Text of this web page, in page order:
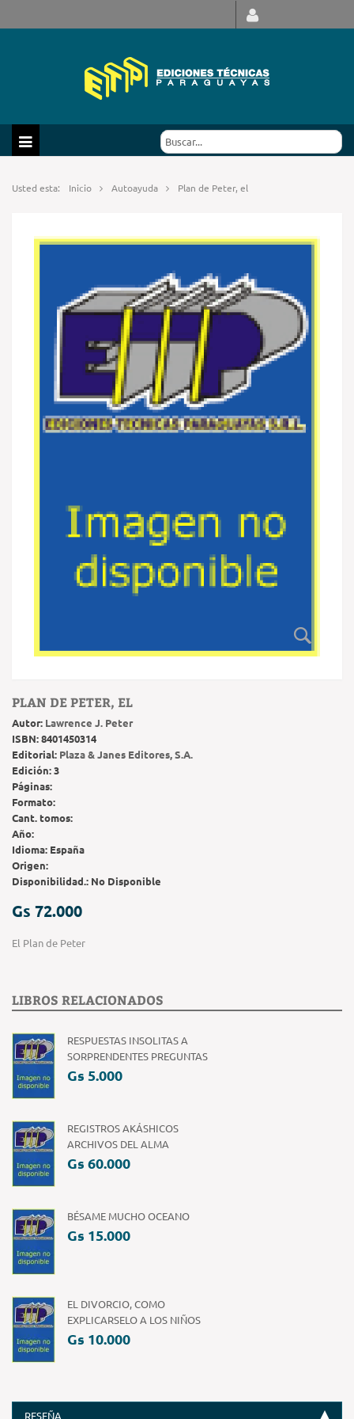
Usted esta: Inicio Autoayuda Plan de Peter, el
PLAN DE PETER, EL
Autor: Lawrence J. Peter
ISBN:8401450314
Editorial: Plaza & Janes Editores, S.A.
Edición:3
Páginas:
Formato:
Cant. tomos:
Año:
Idioma: España
Origen:
Disponibilidad.: No Disponible
Gs 72.000
El Plan de Peter
LIBROS RELACIONADOS
RESPUESTAS INSOLITAS A
SORPRENDENTES PREGUNTAS
Gs 5.000
REGISTROS AKÁSHICOS
ARCHIVOS DEL ALMA
Gs 60.000
BÉSAME MUCHO OCEANO
Gs 15.000
EL DIVORCIO, COMO
EXPLICARSELO A LOS NIÑOS
Gs 10.000
RESEÑA